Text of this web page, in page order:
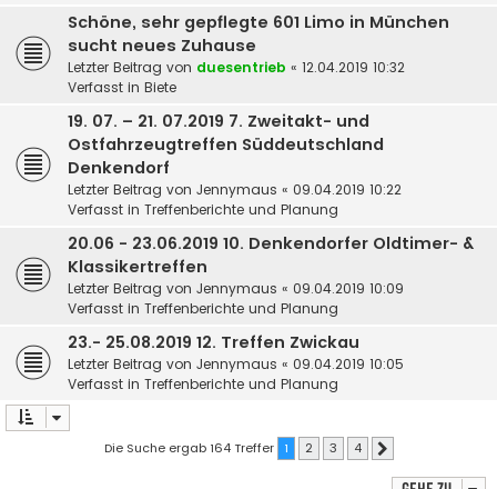
Schöne, sehr gepflegte 601 Limo in München
sucht neues Zuhause
Letzter Beitrag von duesentrieb « 12.04.2019 10:32
Verfasst in Biete
19. 07. – 21. 07.2019 7. Zweitakt- und
Ostfahrzeugtreffen Süddeutschland
Denkendorf
Letzter Beitrag von Jennymaus « 09.04.2019 10:22
Verfasst in Treffenberichte und Planung
20.06 - 23.06.2019 10. Denkendorfer Oldtimer- &
Klassikertreffen
Letzter Beitrag von Jennymaus « 09.04.2019 10:09
Verfasst in Treffenberichte und Planung
23.- 25.08.2019 12. Treffen Zwickau
Letzter Beitrag von Jennymaus « 09.04.2019 10:05
Verfasst in Treffenberichte und Planung
Die Suche ergab 164 Treffer 1 2 3 4